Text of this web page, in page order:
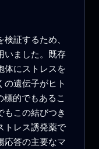
証するため、
いました。既存
体にストレスを
の遺伝子がヒト
的でもあるこ
もこの結びつき
トレス誘発薬で
応答の主要なマ